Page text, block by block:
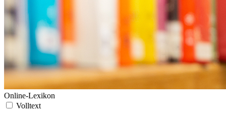
Online-Lexikon
Volltext